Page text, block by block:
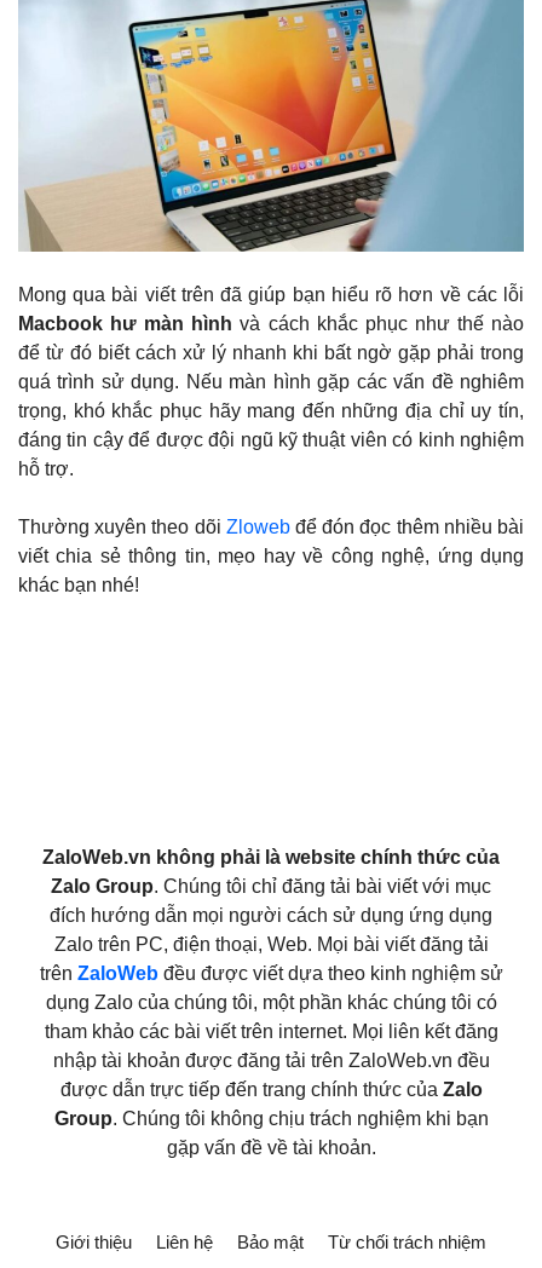
Mong qua bài viết trên đã giúp bạn hiểu rõ hơn về các lỗi
Macbook hư màn hình và cách khắc phục như thế nào
để từ đó biết cách xử lý nhanh khi bất ngờ gặp phải trong
quá trình sử dụng. Nếu màn hình gặp các vấn đề nghiêm
trọng, khó khắc phục hãy mang đến những địa chỉ uy tín,
đáng tin cậy để được đội ngũ kỹ thuật viên có kinh nghiệm
hỗ trợ.
Thường xuyên theo dõi Zlowebđể đón đọc thêm nhiều bài
viết chia sẻ thông tin, mẹo hay về công nghệ, ứng dụng
khác bạn nhé!
ZaloWeb.vn không phải là website chính thức của
Zalo Group. Chúng tôi chỉ đăng tải bài viết với mục
đích hướng dẫn mọi người cách sử dụng ứng dụng
Zalo trên PC, điện thoại, Web. Mọi bài viết đăng tải
trên ZaloWebđều được viết dựa theo kinh nghiệm sử
dụng Zalo của chúng tôi, một phần khác chúng tôi có
tham khảo các bài viết trên internet. Mọi liên kết đăng
nhập tài khoản được đăng tải trên ZaloWeb.vn đều
được dẫn trực tiếp đến trang chính thức của Zalo
Group. Chúng tôi không chịu trách nghiệm khi bạn
gặp vấn đề về tài khoản.
Giới thiệu Liên hệ Bảo mật Từ chối trách nhiệm